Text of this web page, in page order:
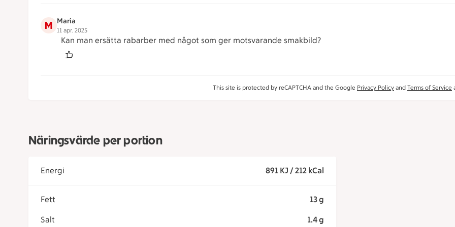
M Maria
11 apr. 2025
Kan man ersätta rabarber med något som ger motsvarande smakbild?
This site is protected by reCAPTCHA and the Google Privacy Policy and Terms of Service
Näringsvärde per portion
Energi 891 KJ / 212 kCal
Fett 13 g
Salt 1.4 g